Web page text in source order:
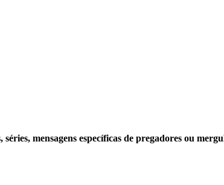
séries, mensagens específicas de pregadores ou